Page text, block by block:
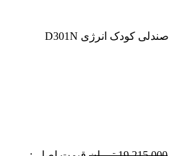
صندلی کودک انرژی D301N